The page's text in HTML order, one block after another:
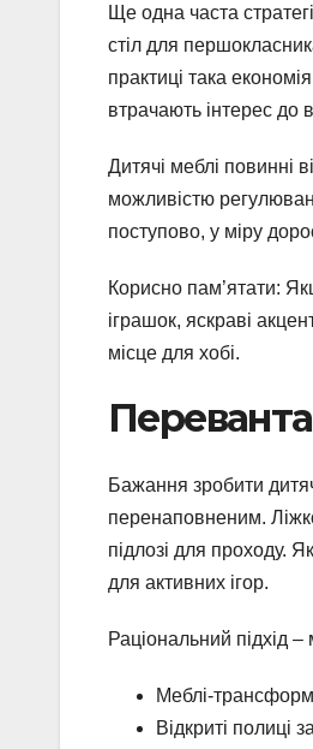
Ще одна часта
стіл для
практиці така
втрачають інтерес до
Дитячі меблі повинні
можливістю
поступово, у міру
Корисно пам’ятати:
іграшок, яскраві
місце для хобі.
Бажання зробити
перенаповненим.
підлозі для проходу.
для активних ігор.
Раціональний підхід
Меблі-
Відкриті полиці